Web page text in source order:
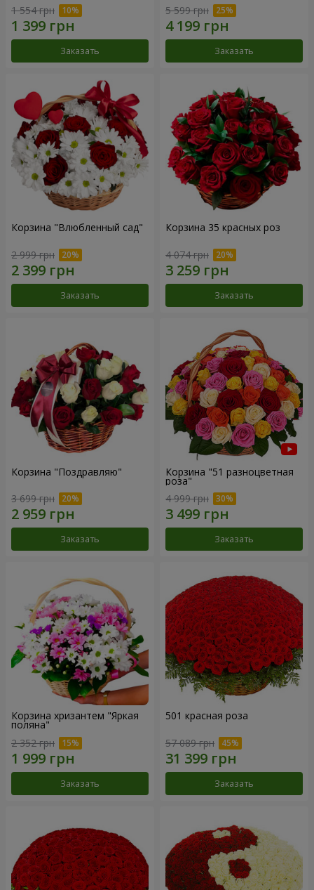
1 554 грн
Заказать
5 599 грн
Заказать
Корзина "Влюбленный сад"
2 999 грн
Заказать
Корзина 35 красных роз
4 074 грн
Заказать
Корзина "Поздравляю"
3 699 грн
Заказать
Корзина "51 разноцветная
роза"
4 999 грн
Заказать
Корзина хризантем "Яркая
поляна"
2 352 грн
Заказать
501 красная роза
57 089 грн
Заказать